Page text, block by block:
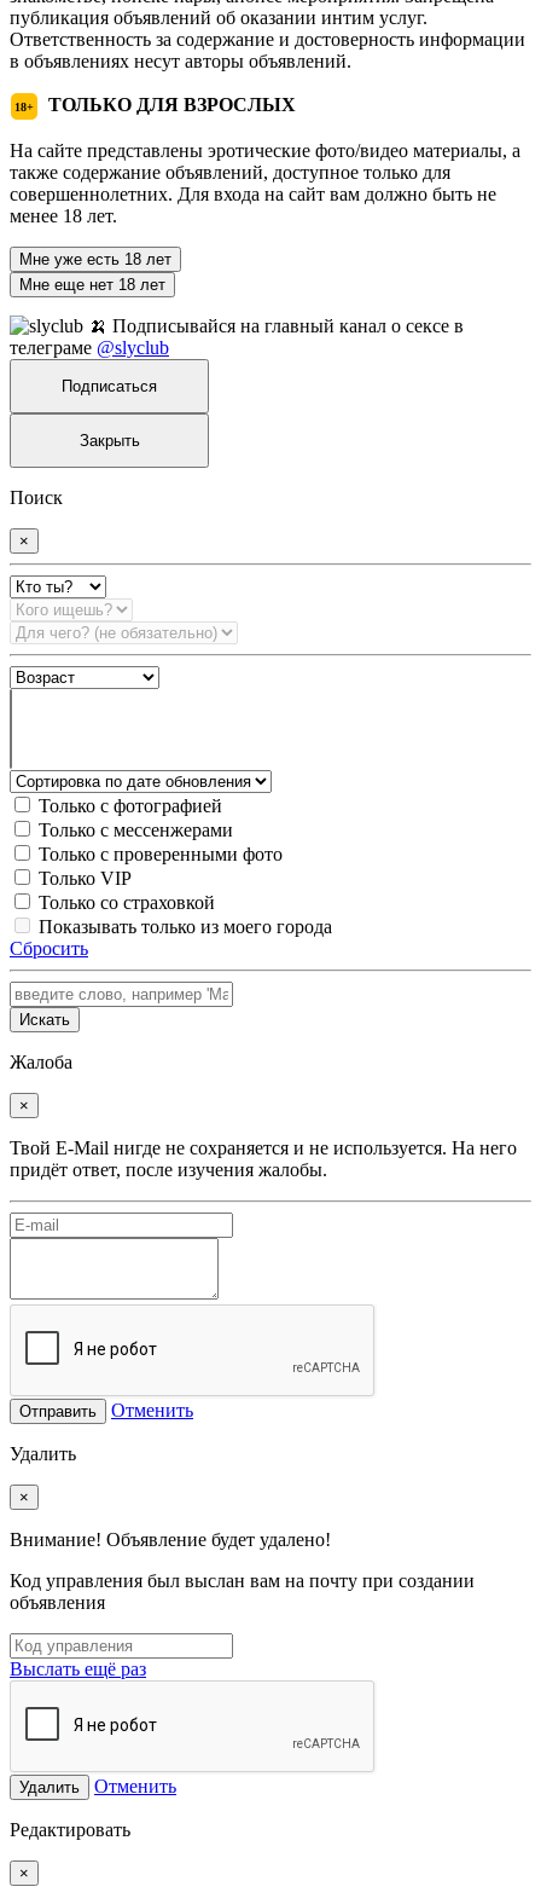
публикация объявлений об оказании интим услуг.
Ответственность за содержание и достоверность информации
в объявлениях несут авторы объявлений.
18+ ТОЛЬКО ДЛЯ ВЗРОСЛЫХ
На сайте представлены эротические фото/видео материалы, а
также содержание объявлений, доступное только для
совершеннолетних. Для входа на сайт вам должно быть не
менее 18 лет.
Мне уже есть 18 лет
Мне еще нет 18 лет
🍌 Подписывайся на главный канал о сексе в
телеграме @slyclub
Подписаться
Закрыть
Поиск
×
Только с фотографией
Только с мессенжерами
Только с проверенными фото
Только VIP
Только со страховкой
Показывать только из моего города
Сбросить
Искать
Жалоба
×
Твой E-Mail нигде не сохраняется и не используется. На него
придёт ответ, после изучения жалобы.
Отправить Отменить
Удалить
×
Внимание! Объявление будет удалено!
Код управления был выслан вам на почту при создании
объявления
Выслать ещё раз
Удалить Отменить
Редактировать
×